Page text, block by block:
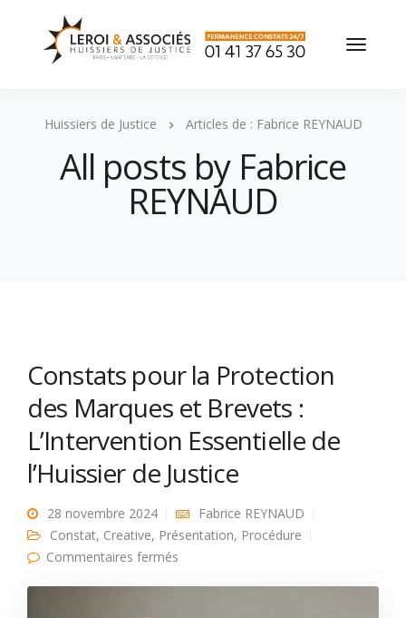
Huissiers de Justice Articles de : Fabrice REYNAUD
All posts by Fabrice
REYNAUD
Constats pour la Protection
des Marques et Brevets :
L’Intervention Essentielle de
l’Huissier de Justice
28 novembre 2024
Fabrice REYNAUD
Constat, Creative, Présentation, Procédure
Commentaires fermés